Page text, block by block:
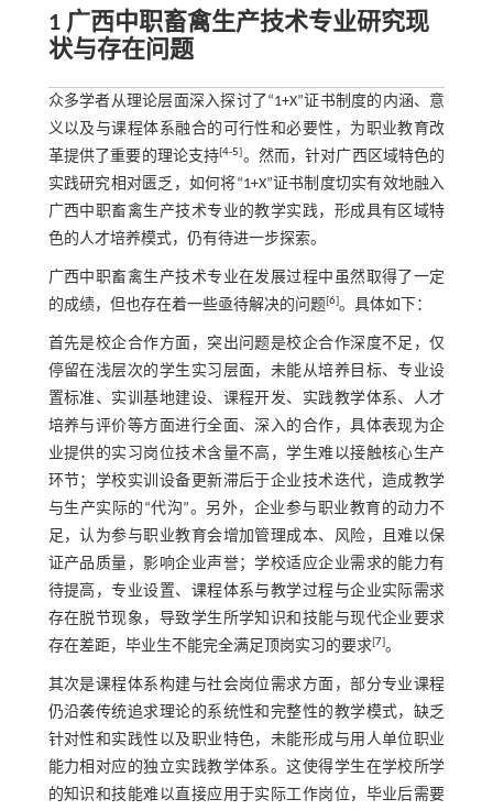
1 广西中职畜禽生产技术专业研究现
状与存在问题
众多学者从理论层面深入探讨了“1+X”证书制度的内涵、意
义以及与课程体系融合的可行性和必要性，为职业教育改
革提供了重要的理论支持[4-5]。然而，针对广西区域特色的
实践研究相对匮乏，如何将“1+X”证书制度切实有效地融入
广西中职畜禽生产技术专业的教学实践，形成具有区域特
色的人才培养模式，仍有待进一步探索。
广西中职畜禽生产技术专业在发展过程中虽然取得了一定
的成绩，但也存在着一些亟待解决的问题[6]。具体如下：
首先是校企合作方面，突出问题是校企合作深度不足，仅
停留在浅层次的学生实习层面，未能从培养目标、专业设
置标准、实训基地建设、课程开发、实践教学体系、人才
培养与评价等方面进行全面、深入的合作，具体表现为企
业提供的实习岗位技术含量不高，学生难以接触核心生产
环节；学校实训设备更新滞后于企业技术迭代，造成教学
与生产实际的“代沟”。另外，企业参与职业教育的动力不
足，认为参与职业教育会增加管理成本、风险，且难以保
证产品质量，影响企业声誉；学校适应企业需求的能力有
待提高，专业设置、课程体系与教学过程与企业实际需求
存在脱节现象，导致学生所学知识和技能与现代企业要求
存在差距，毕业生不能完全满足顶岗实习的要求[7]。
其次是课程体系构建与社会岗位需求方面，部分专业课程
仍沿袭传统追求理论的系统性和完整性的教学模式，缺乏
针对性和实践性以及职业特色，未能形成与用人单位职业
能力相对应的独立实践教学体系。这使得学生在学校所学
的知识和技能难以直接应用于实际工作岗位，毕业后需要